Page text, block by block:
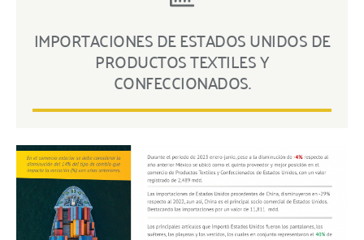
IMPORTACIONES DE ESTADOS UNIDOS DE
PRODUCTOS TEXTILES Y
CONFECCIONADOS.